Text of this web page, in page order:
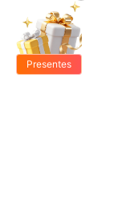
Presentes